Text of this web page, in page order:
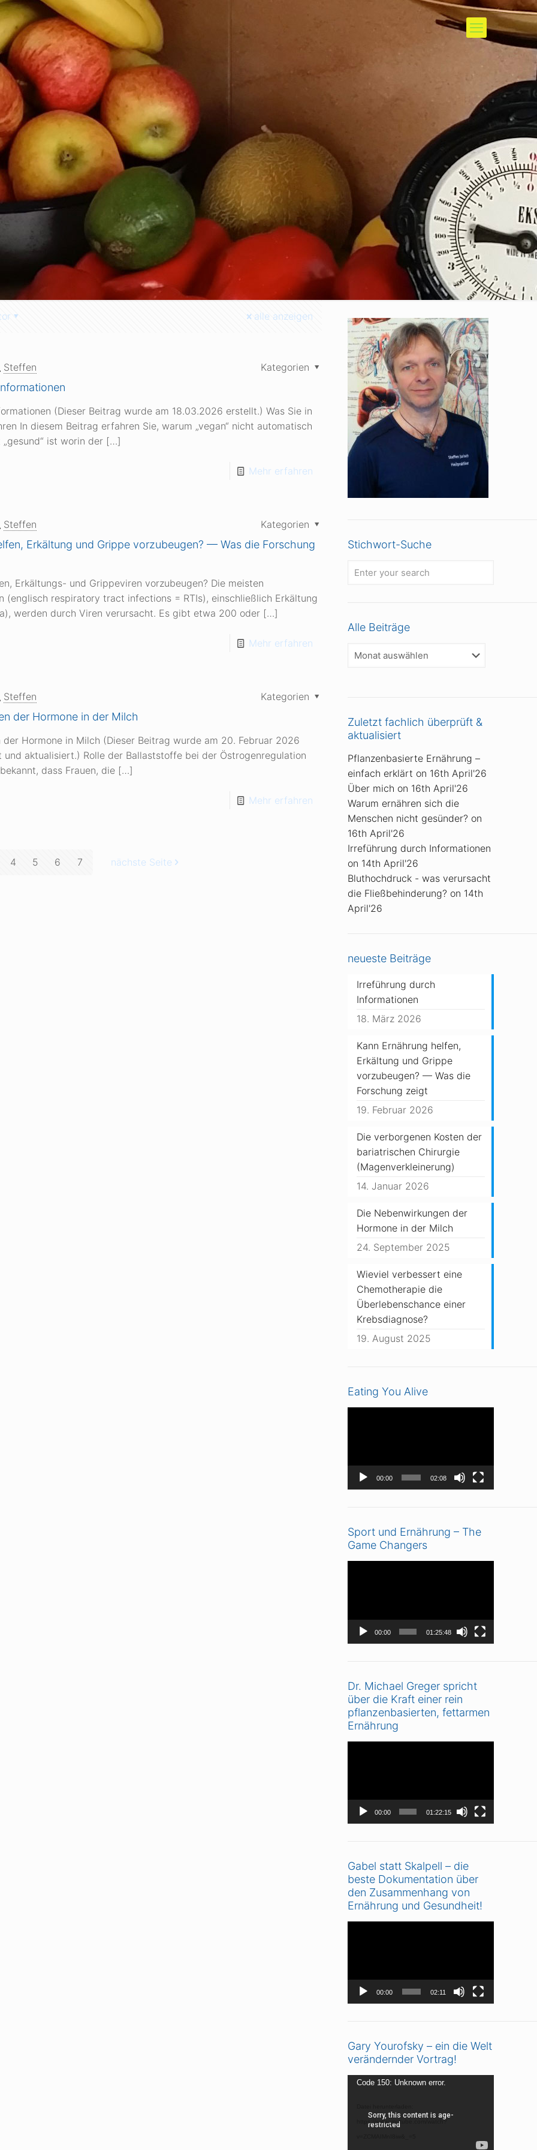
alle anzeigen
Steffen Kategorien
(Dieser Beitrag wurde am 18.03.2026 erstellt.) Was Sie in
In diesem Beitrag erfahren Sie, warum „vegan“ nicht automatisch
ist worin der […]
Mehr erfahren
Steffen Kategorien
Erkältung und Grippe vorzubeugen? — Was die Forschung
Erkältungs- und Grippeviren vorzubeugen? Die meisten
(englisch respiratory tract infections = RTIs), einschließlich Erkältung
werden durch Viren verursacht. Es gibt etwa 200 oder […]
Mehr erfahren
Steffen Kategorien
der Hormone in der Milch
der Hormone in Milch (Dieser Beitrag wurde am 20. Februar 2026
aktualisiert.) Rolle der Ballaststoffe bei der Östrogenregulation
dass Frauen, die […]
Mehr erfahren
4 5 6 7 nächste Seite
Stichwort-Suche
Alle Beiträge
Alle
Zuletzt fachlich überprüft &
aktualisiert
Pflanzenbasierte Ernährung –
einfach erklärt on 16th April'26
Über mich on 16th April'26
Warum ernähren sich die
Menschen nicht gesünder? on
16th April'26
Irreführung durch Informationen
on 14th April'26
Bluthochdruck - was verursacht
die Fließbehinderung? on 14th
April'26
neueste Beiträge
Irreführung durch
Informationen
18. März 2026
Kann Ernährung helfen,
Erkältung und Grippe
vorzubeugen? — Was die
Forschung zeigt
19. Februar 2026
Die verborgenen Kosten der
bariatrischen Chirurgie
(Magenverkleinerung)
14. Januar 2026
Die Nebenwirkungen der
Hormone in der Milch
24. September 2025
Wieviel verbessert eine
Chemotherapie die
Überlebenschance einer
Krebsdiagnose?
19. August 2025
Eating You Alive
00:00 02:08
Sport und Ernährung – The
Game Changers
00:00 01:25:48
Dr. Michael Greger spricht
über die Kraft einer rein
pflanzenbasierten, fettarmen
Ernährung
00:00 01:22:15
Gabel statt Skalpell – die
beste Dokumentation über
den Zusammenhang von
Ernährung und Gesundheit!
00:00 02:11
Gary Yourofsky – ein die Welt
verändernder Vortrag!
Video-
Code 150: Unknown error.
https://www.youtube.com/watch?